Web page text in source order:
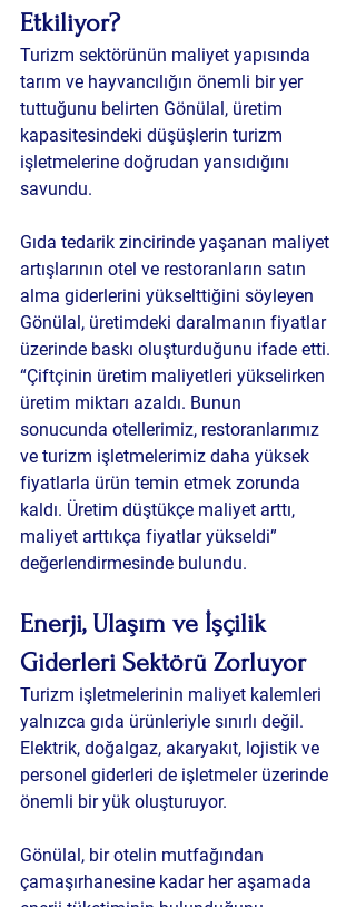
Etkiliyor?
Turizm sektörünün maliyet yapısında
tarım ve hayvancılığın önemli bir yer
tuttuğunu belirten Gönülal, üretim
kapasitesindeki düşüşlerin turizm
işletmelerine doğrudan yansıdığını
savundu.
Gıda tedarik zincirinde yaşanan maliyet
artışlarının otel ve restoranların satın
alma giderlerini yükselttiğini söyleyen
Gönülal, üretimdeki daralmanın fiyatlar
üzerinde baskı oluşturduğunu ifade etti.
“Çiftçinin üretim maliyetleri yükselirken
üretim miktarı azaldı. Bunun
sonucunda otellerimiz, restoranlarımız
ve turizm işletmelerimiz daha yüksek
fiyatlarla ürün temin etmek zorunda
kaldı. Üretim düştükçe maliyet arttı,
maliyet arttıkça fiyatlar yükseldi”
değerlendirmesinde bulundu.
Enerji, Ulaşım ve İşçilik
Giderleri Sektörü Zorluyor
Turizm işletmelerinin maliyet kalemleri
yalnızca gıda ürünleriyle sınırlı değil.
Elektrik, doğalgaz, akaryakıt, lojistik ve
personel giderleri de işletmeler üzerinde
önemli bir yük oluşturuyor.
Gönülal, bir otelin mutfağından
çamaşırhanesine kadar her aşamada